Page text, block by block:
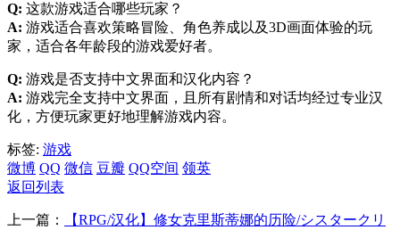
Q: 这款游戏适合哪些玩家？
A: 游戏适合喜欢策略冒险、角色养成以及3D画面体验的玩
家，适合各年龄段的游戏爱好者。
Q: 游戏是否支持中文界面和汉化内容？
A: 游戏完全支持中文界面，且所有剧情和对话均经过专业汉
化，方便玩家更好地理解游戏内容。
标签: 游戏
微博 QQ 微信 豆瓣 QQ空间 领英
返回列表
上一篇：
【RPG/汉化】修女克里斯蒂娜的历险/シスタークリ